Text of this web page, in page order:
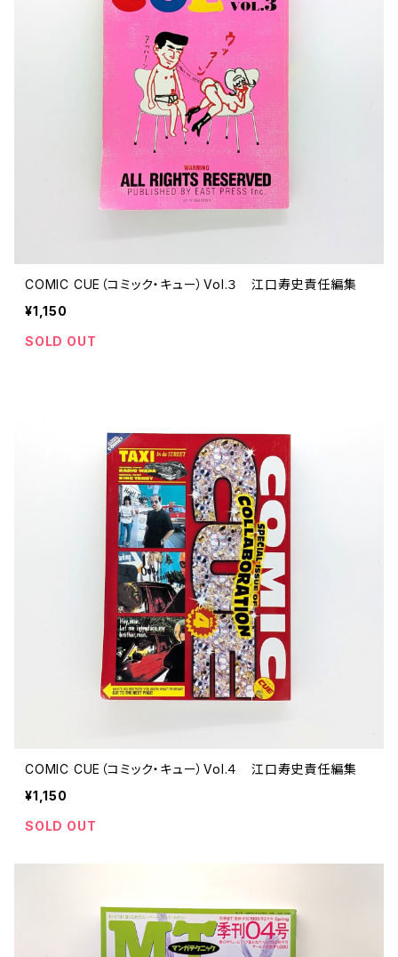
COMIC CUE（コミック・キュー）Vol.３ 江口寿史責任編集
¥1,150
SOLD OUT
COMIC CUE（コミック・キュー）Vol.４ 江口寿史責任編集
¥1,150
SOLD OUT